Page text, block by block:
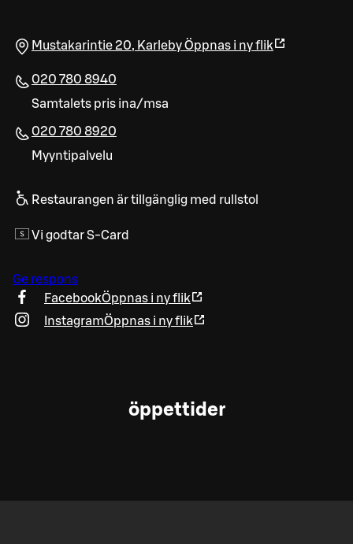
Mustakarintie 20, KarlebyÖppnas i ny flik
020 780 8940
Samtalets pris ina/msa
020 780 8920
Myyntipalvelu
Restaurangen är tillgänglig med rullstol
Vi godtar S-Card
Ge respons
FacebookÖppnas i ny flik
InstagramÖppnas i ny flik
öppettider